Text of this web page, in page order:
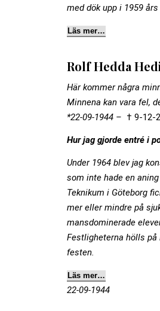
med dök upp i 1959
Läs mer…
Rolf Hedda
Här kommer några
Minnena kan vara fel,
*22-09-1944 – † 9-12-
Hur jag gjorde entré i
Under 1964 blev jag
som inte hade en
Teknikum i Göteborg
mer eller mindre på
mansdominerade
Festligheterna hölls på
festen.
Läs mer…
22-09-1944